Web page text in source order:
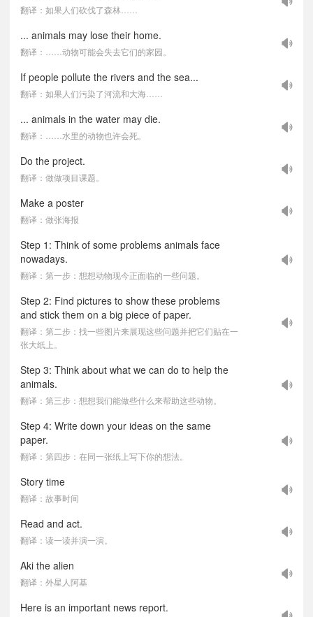
翻译：如果人们砍伐了森林……
... animals may lose their home.
翻译：……动物可能会失去它们的家园。
If people pollute the rivers and the sea...
翻译：如果人们污染了河流和大海……
... animals in the water may die.
翻译：……水里的动物也许会死。
Do the project.
翻译：做做项目课题。
Make a poster
翻译：做张海报
Step 1: Think of some problems animals face
nowadays.
翻译：第一步：想想动物现今正面临的一些问题。
Step 2: Find pictures to show these problems
and stick them on a big piece of paper.
翻译：第二步：找一些图片来展现这些问题并把它们贴在一
张大纸上。
Step 3: Think about what we can do to help the
animals.
翻译：第三步：想想我们能做些什么来帮助这些动物。
Step 4: Write down your ideas on the same
paper.
翻译：第四步：在同一张纸上写下你的想法。
Story time
翻译：故事时间
Read and act.
翻译：读一读并演一演。
Aki the alien
翻译：外星人阿基
Here is an important news report.